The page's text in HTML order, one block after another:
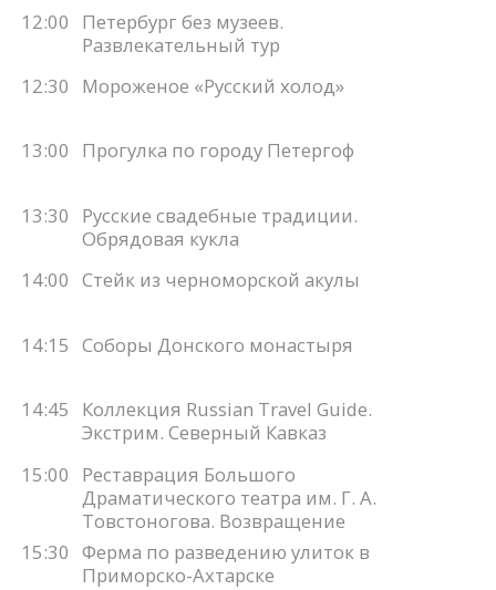
12:00
Петербург без музеев.
Развлекательный тур
12:30
Мороженое «Русский холод»
13:00 Прогулка по городу Петергоф
13:30
Русские свадебные традиции.
Обрядовая кукла
14:00 Стейк из черноморской акулы
14:15 Соборы Донского монастыря
14:45
Коллекция Russian Travel Guide.
Экстрим. Северный Кавказ
15:00
Реставрация Большого
Драматического театра им. Г. А.
Товстоногова. Возвращение
15:30 Ферма по разведению улиток в
Приморско-Ахтарске